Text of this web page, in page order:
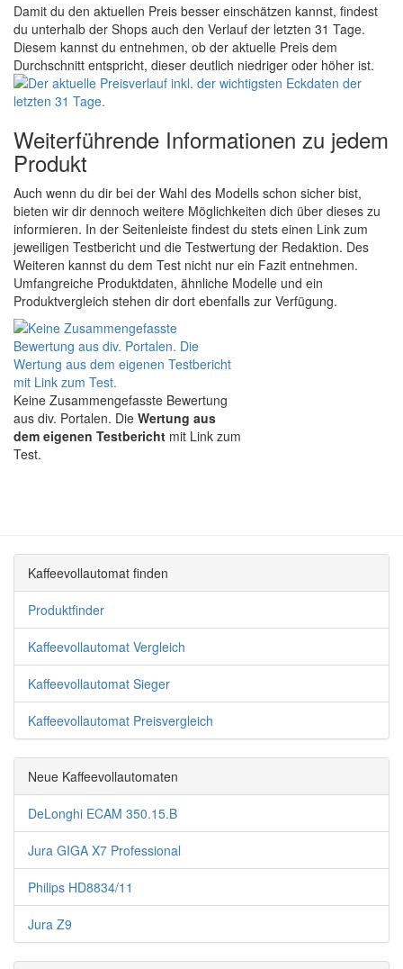
Damit du den aktuellen Preis besser einschätzen kannst, findest
du unterhalb der Shops auch den Verlauf der letzten 31 Tage.
Diesem kannst du entnehmen, ob der aktuelle Preis dem
Durchschnitt entspricht, dieser deutlich niedriger oder höher ist.
Weiterführende Informationen zu jedem
Produkt
Auch wenn du dir bei der Wahl des Modells schon sicher bist,
bieten wir dir dennoch weitere Möglichkeiten dich über dieses zu
informieren. In der Seitenleiste findest du stets einen Link zum
jeweiligen Testbericht und die Testwertung der Redaktion. Des
Weiteren kannst du dem Test nicht nur ein Fazit entnehmen.
Umfangreiche Produktdaten, ähnliche Modelle und ein
Produktvergleich stehen dir dort ebenfalls zur Verfügung.
Keine Zusammengefasste Bewertung
aus div. Portalen. Die Wertung aus
dem eigenen Testbericht mit Link zum
Test.
Kaffeevollautomat finden
Produktfinder
Kaffeevollautomat Vergleich
Kaffeevollautomat Sieger
Kaffeevollautomat Preisvergleich
Neue Kaffeevollautomaten
DeLonghi ECAM 350.15.B
Jura GIGA X7 Professional
Philips HD8834/11
Jura Z9